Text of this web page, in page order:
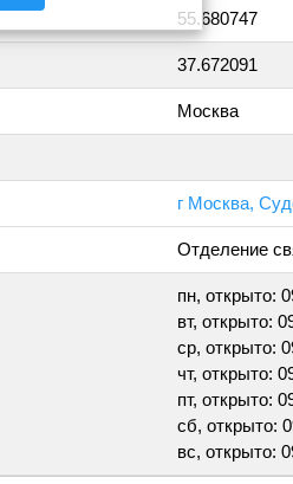
55.680747
37.672091
Москва
г Москва,
Отделение
пн, открыто:
вт, открыто:
ср, открыто:
чт, открыто:
пт, открыто:
сб, открыто:
вс, открыто: